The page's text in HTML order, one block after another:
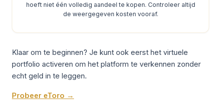
hoeft niet één volledig aandeel te kopen. Controleer altijd
de weergegeven kosten vooraf.
Klaar om te beginnen? Je kunt ook eerst het virtuele
portfolio activeren om het platform te verkennen zonder
echt geld in te leggen.
Probeer eToro →